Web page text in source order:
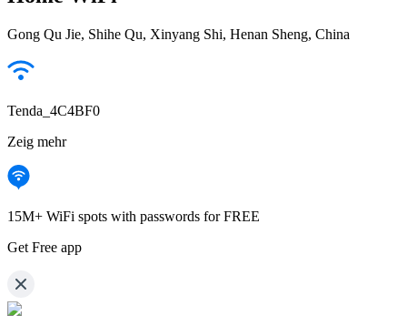
Gong Qu Jie, Shihe Qu, Xinyang Shi, Henan Sheng, China
Tenda_4C4BF0
Zeig mehr
15M+ WiFi spots with passwords for FREE
Get Free app